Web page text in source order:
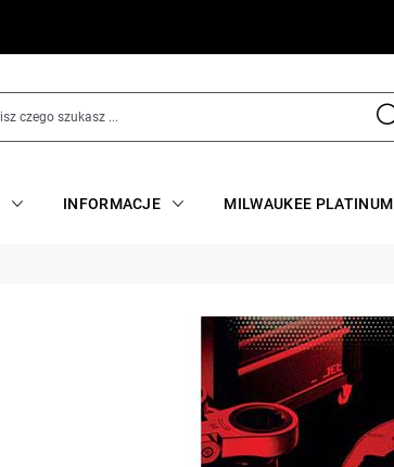
INFORMACJE MILWAUKEE PLATINUM